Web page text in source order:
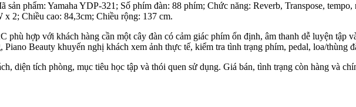
sản phẩm: Yamaha YDP-321; Số phím đàn: 88 phím; Chức năng: Reverb, Transpose,
2; Chiều cao: 84,3cm; Chiều rộng: 137 cm.
phù hợp với khách hàng cần một cây đàn có cảm giác phím ổn định, âm thanh dễ luyện tập
Beauty khuyến nghị khách xem ảnh thực tế, kiểm tra tình trạng phím, pedal, loa/thùng
diện tích phòng, mục tiêu học tập và thói quen sử dụng. Giá bán, tình trạng còn hàng và